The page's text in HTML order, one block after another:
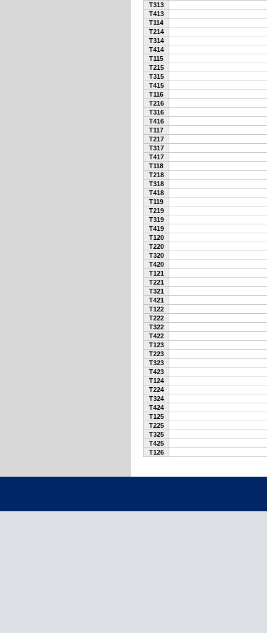
T313
T413
T114
T214
T314
T414
T115
T215
T315
T415
T116
T216
T316
T416
T117
T217
T317
T417
T118
T218
T318
T418
T119
T219
T319
T419
T120
T220
T320
T420
T121
T221
T321
T421
T122
T222
T322
T422
T123
T223
T323
T423
T124
T224
T324
T424
T125
T225
T325
T425
T126